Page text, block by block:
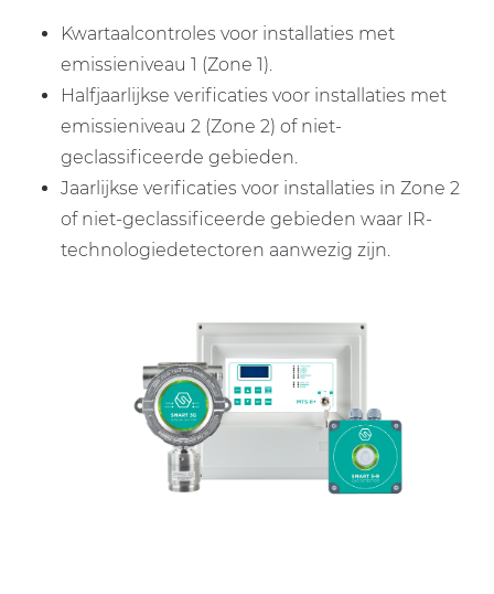
Kwartaalcontroles voor installaties met
emissieniveau 1 (Zone 1).
Halfjaarlijkse verificaties voor installaties met
emissieniveau 2 (Zone 2) of niet-
geclassificeerde gebieden.
Jaarlijkse verificaties voor installaties in Zone 2
of niet-geclassificeerde gebieden waar IR-
technologiedetectoren aanwezig zijn.